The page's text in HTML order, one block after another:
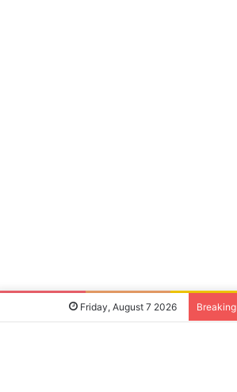
Friday, August 7 2026